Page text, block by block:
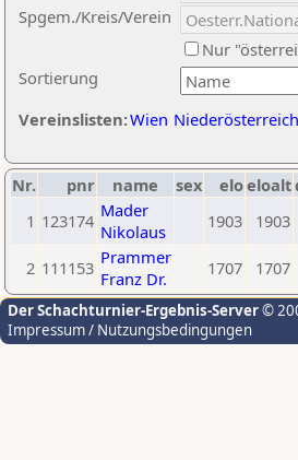
Sortierung
Spgem./Kreis/Verein
Nur
Vereinslisten:Wien Niederösterreich
Nr. pnr name sex eloeloalt
1 123174 Mader
Nikolaus
1903 1903
2 111153 Prammer
Franz Dr.
1707 1707
Der Schachturnier-Ergebnis-Server©
Impressum / Nutzungsbedingungen